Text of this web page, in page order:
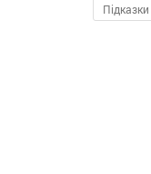
Підказки